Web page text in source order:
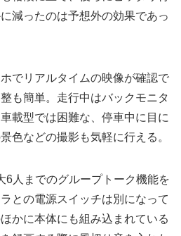
減ったのは予想外の効果であっ
でリアルタイムの映像が確認で
も簡単。走行中はバックモニタ
載型では困難な、停車中に目に
色などの撮影も気軽に行える。
6人までのグループトーク機能を
との電源スイッチは別になって
かに本体にも組み込まれている